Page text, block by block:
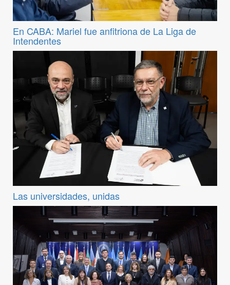
En CABA: Mariel fue anfitriona de La Liga de
Intendentes
Las universidades, unidas